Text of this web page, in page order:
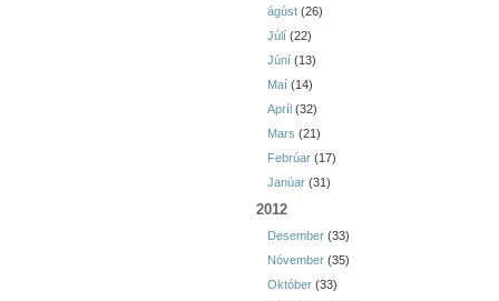
ágúst (26)
Júlí (22)
Júní (13)
Maí (14)
Apríl (32)
Mars (21)
Febrúar (17)
Janúar (31)
2012
Desember (33)
Nóvember (35)
Október (33)